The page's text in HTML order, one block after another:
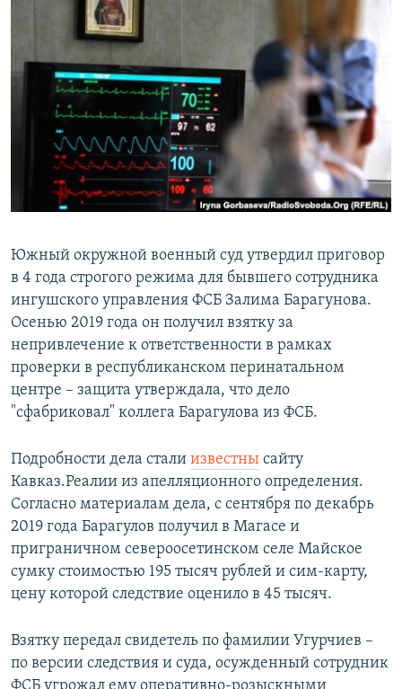
СИБИРЬ.РЕАЛИИ
РАСПИСАНИЕ ВЕЩАНИЯ
ПОДПИШИТЕСЬ НА РАССЫЛКУ
СОЦИАЛЬНЫЕ СЕТИ
Все сайты РСЕ/РС
Южный окружной военный суд утвердил приговор
в 4 года строгого режима для бывшего сотрудника
ингушского управления ФСБ Залима Барагунова.
Осенью 2019 года он получил взятку за
непривлечение к ответственности в рамках
проверки в республиканском перинатальном
центре – защита утверждала, что дело
"сфабриковал" коллега Барагулова из ФСБ.
Подробности дела стали известны сайту
Кавказ.Реалии из апелляционного определения.
Согласно материалам дела, с сентября по декабрь
2019 года Барагулов получил в Магасе и
приграничном североосетинском селе Майское
сумку стоимостью 195 тысяч рублей и сим-карту,
цену которой следствие оценило в 45 тысяч.
Взятку передал свидетель по фамилии Угурчиев –
по версии следствия и суда, осужденный сотрудник